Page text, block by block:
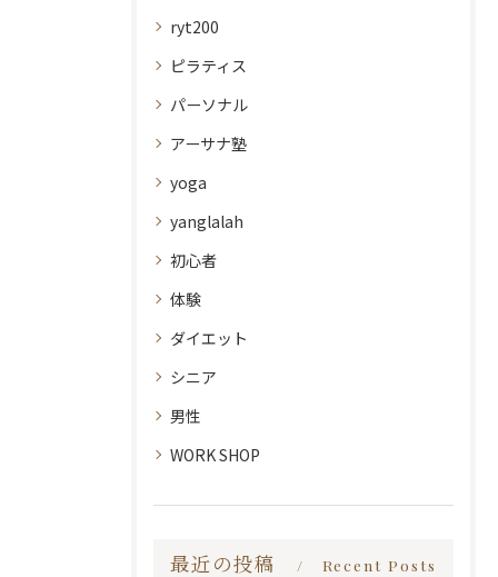
ryt200
ピラティス
パーソナル
アーサナ塾
yoga
yanglalah
初心者
体験
ダイエット
シニア
男性
WORK SHOP
最近の投稿 Recent Posts